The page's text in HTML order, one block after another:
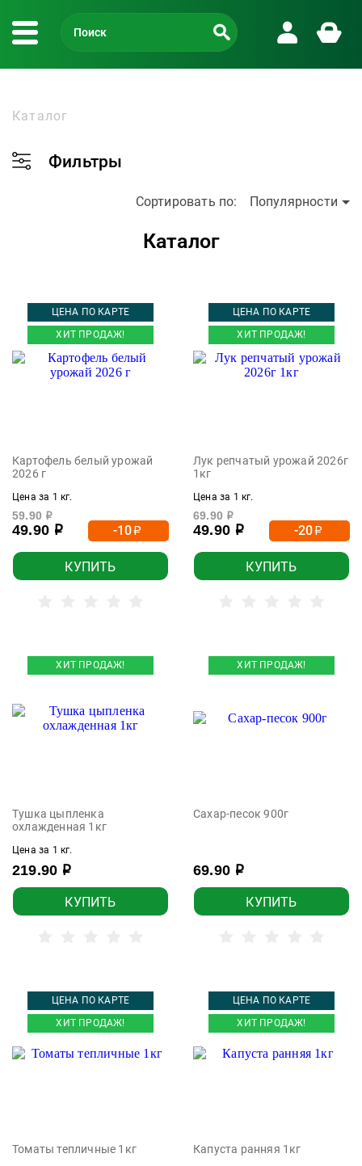
Каталог
Фильтры
Сортировать по: Популярности
Каталог
ЦЕНА ПО КАРТЕ
ХИТ ПРОДАЖ!
Картофель белый урожай
2026 г
Цена за 1 кг.
59.90 р
49.90 р -10р
КУПИТЬ
ЦЕНА ПО КАРТЕ
ХИТ ПРОДАЖ!
Лук репчатый урожай 2026г
1кг
Цена за 1 кг.
69.90 р
49.90 р -20р
КУПИТЬ
ХИТ ПРОДАЖ!
Тушка цыпленка
охлажденная 1кг
Цена за 1 кг.
219.90 р
КУПИТЬ
ХИТ ПРОДАЖ!
Сахар-песок 900г
69.90 р
КУПИТЬ
ЦЕНА ПО КАРТЕ
ХИТ ПРОДАЖ!
Томаты тепличные 1кг
ЦЕНА ПО КАРТЕ
ХИТ ПРОДАЖ!
Капуста ранняя 1кг